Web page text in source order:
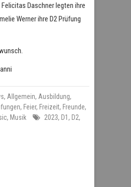
Daschner legten ihre
Werner ihre D2 Prüfung
, Allgemein, Ausbildung,
, Feier, Freizeit, Freunde,
, Musik 2023, D1 , D2,